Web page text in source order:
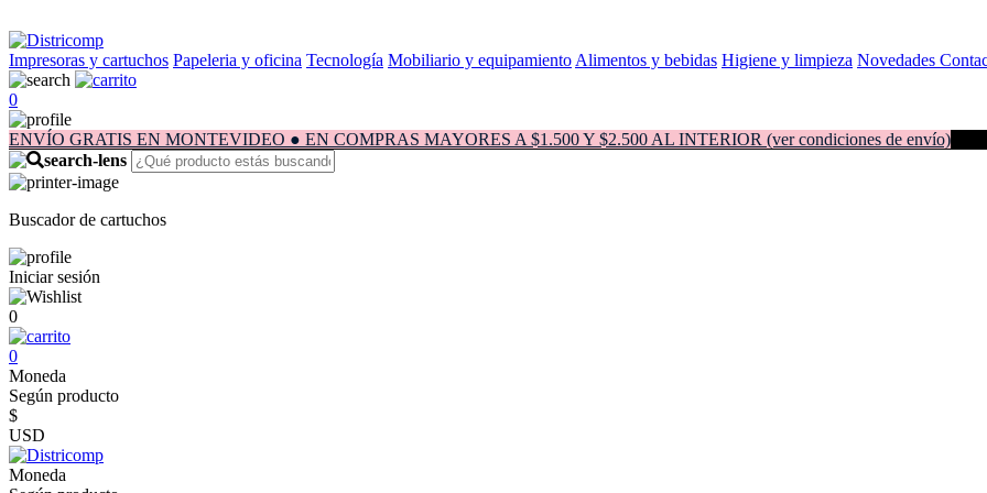
Impresoras y cartuchos Papeleria y oficina Tecnología Mobiliario y equipamiento Alimentos y bebidas Higiene y limpieza Novedades
0
ENVÍO GRATIS EN MONTEVIDEO ● EN COMPRAS MAYORES A $1.500 Y $2.500 AL INTERIOR (ver condiciones de envío)
Buscador de cartuchos
Iniciar sesión
0
0
Moneda
Según producto
$
USD
Moneda